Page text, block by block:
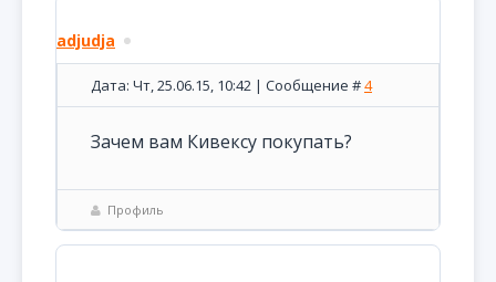
adjudja
Дата: Чт, 25.06.15, 10:42 | Сообщение #4
Зачем вам Кивексу покупать?
Профиль